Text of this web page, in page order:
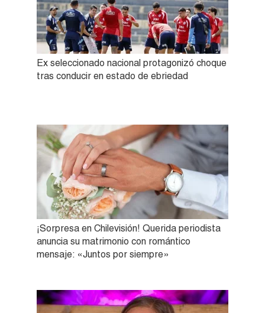
Ex seleccionado nacional protagonizó choque
tras conducir en estado de ebriedad
¡Sorpresa en Chilevisión! Querida periodista
anuncia su matrimonio con romántico
mensaje: «Juntos por siempre»